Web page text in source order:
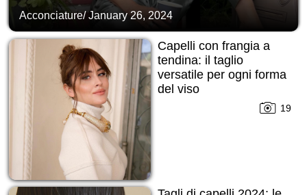
Acconciature/January 26, 2024
Capelli con frangia a
tendina: il taglio
versatile per ogni forma
del viso
19